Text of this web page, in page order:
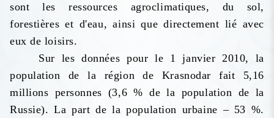
sont les ressources agroclimatiques, du sol,
forestières et d'eau, ainsi que directement lié avec
eux de loisirs.
Sur les données pour le 1 janvier 2010, la
population de la région de Krasnodar fait 5,16
millions personnes (3,6 % de la population de la
Russie). La part de la population urbaine – 53 %.